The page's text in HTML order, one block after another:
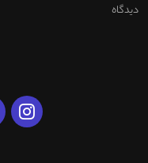
دیدگاه